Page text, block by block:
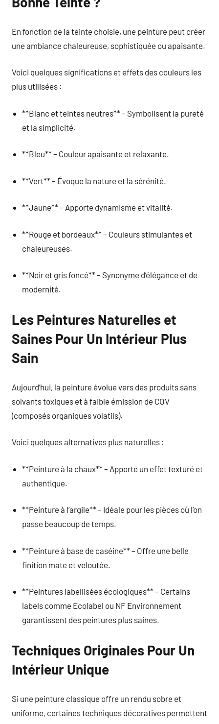
En fonction de la teinte choisie, une peinture peut créer
une ambiance chaleureuse, sophistiquée ou apaisante.
Voici quelques significations et effets des couleurs les
plus utilisées :
**Blanc et teintes neutres** – Symbolisent la pureté
et la simplicité.
**Bleu** – Couleur apaisante et relaxante.
**Vert** – Évoque la nature et la sérénité.
**Jaune** – Apporte dynamisme et vitalité.
**Rouge et bordeaux** – Couleurs stimulantes et
chaleureuses.
**Noir et gris foncé** – Synonyme d’élégance et de
modernité.
Les Peintures Naturelles et
Saines Pour Un Intérieur Plus
Sain
Aujourd’hui, la peinture évolue vers des produits sans
solvants toxiques et à faible émission de COV
(composés organiques volatils).
Voici quelques alternatives plus naturelles :
**Peinture à la chaux** – Apporte un effet texturé et
authentique.
**Peinture à l’argile** – Idéale pour les pièces où l’on
passe beaucoup de temps.
**Peinture à base de caséine** – Offre une belle
finition mate et veloutée.
**Peintures labellisées écologiques** – Certains
labels comme Ecolabel ou NF Environnement
garantissent des peintures plus saines.
Techniques Originales Pour Un
Intérieur Unique
Si une peinture classique offre un rendu sobre et
uniforme, certaines techniques décoratives permettent